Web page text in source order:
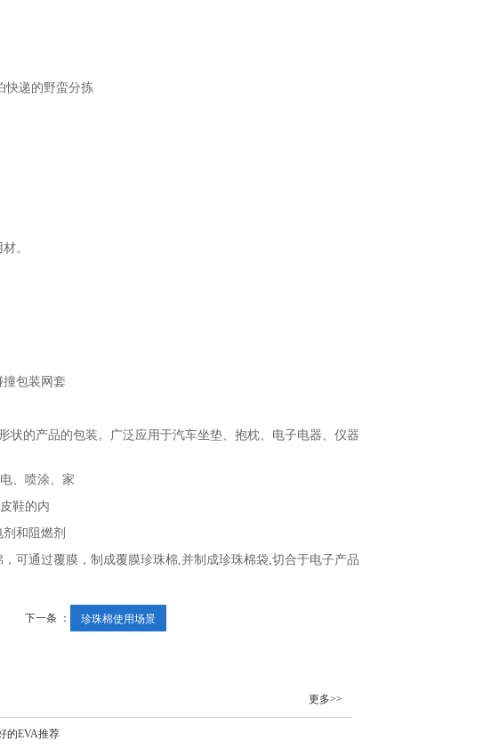
快递的野蛮分拣
。
包装网套
的产品的包装。广泛应用于汽车坐垫、抱枕、电子电器、仪器
、喷涂、家
鞋的内
和阻燃剂
可通过覆膜，制成覆膜珍珠棉,并制成珍珠棉袋,切合于电子产品
下一条 ： 珍珠棉使用场景
更多>>
的EVA推荐